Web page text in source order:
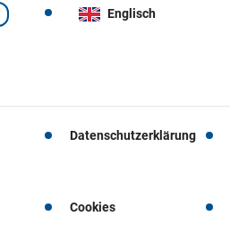
Englisch
Datenschutzerklärung
Cookies